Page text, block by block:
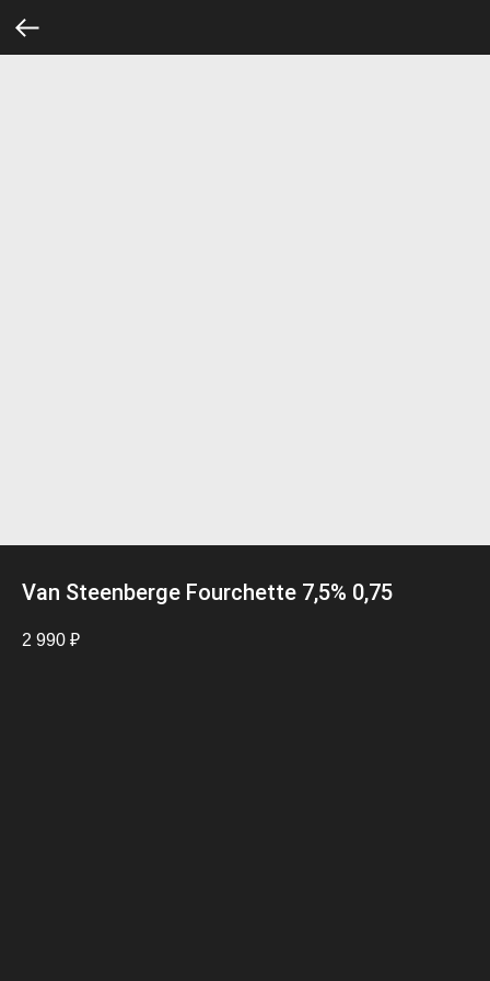
Van Steenberge Fourchette 7,5% 0,75
2 990 ₽